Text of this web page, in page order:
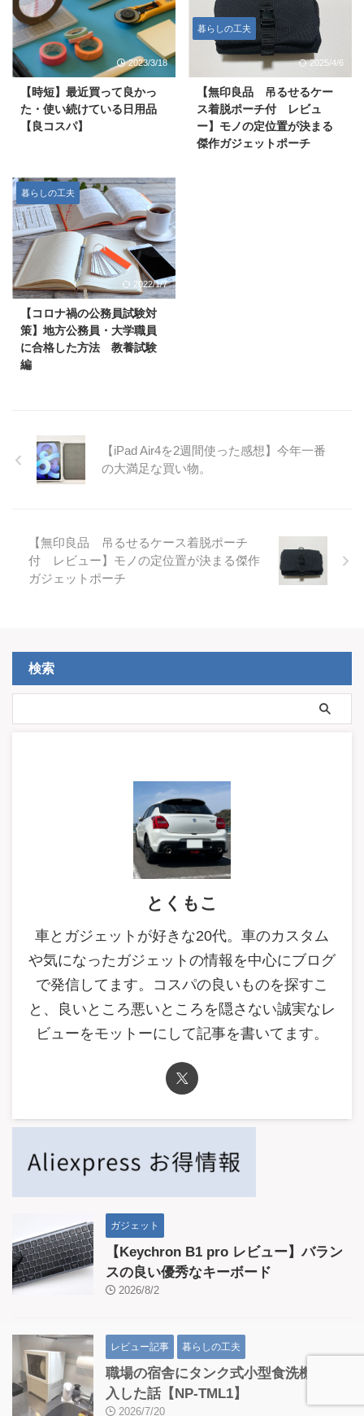
2023/3/18
【時短】最近買って良かっ
た・使い続けている日用品
【良コスパ】
暮らしの工夫
2025/4/6
【無印良品 吊るせるケー
ス着脱ポーチ付 レビュ
ー】モノの定位置が決まる
傑作ガジェットポーチ
暮らしの工夫
2022/1/7
【コロナ禍の公務員試験対
策】地方公務員・大学職員
に合格した方法 教養試験
編
【iPad Air4を2週間使った感想】今年一番
の大満足な買い物。
【無印良品 吊るせるケース着脱ポーチ
付 レビュー】モノの定位置が決まる傑作
ガジェットポーチ
検索
とくもこ
車とガジェットが好きな20代。車のカスタム
や気になったガジェットの情報を中心にブログ
で発信してます。コスパの良いものを探すこ
と、良いところ悪いところを隠さない誠実なレ
ビューをモットーにして記事を書いてます。
ガジェット
【Keychron B1 pro レビュー】バラン
スの良い優秀なキーボード
2026/8/2
レビュー記事 暮らしの工夫
職場の宿舎にタンク式小型食洗機を導
入した話【NP-TML1】
2026/7/20